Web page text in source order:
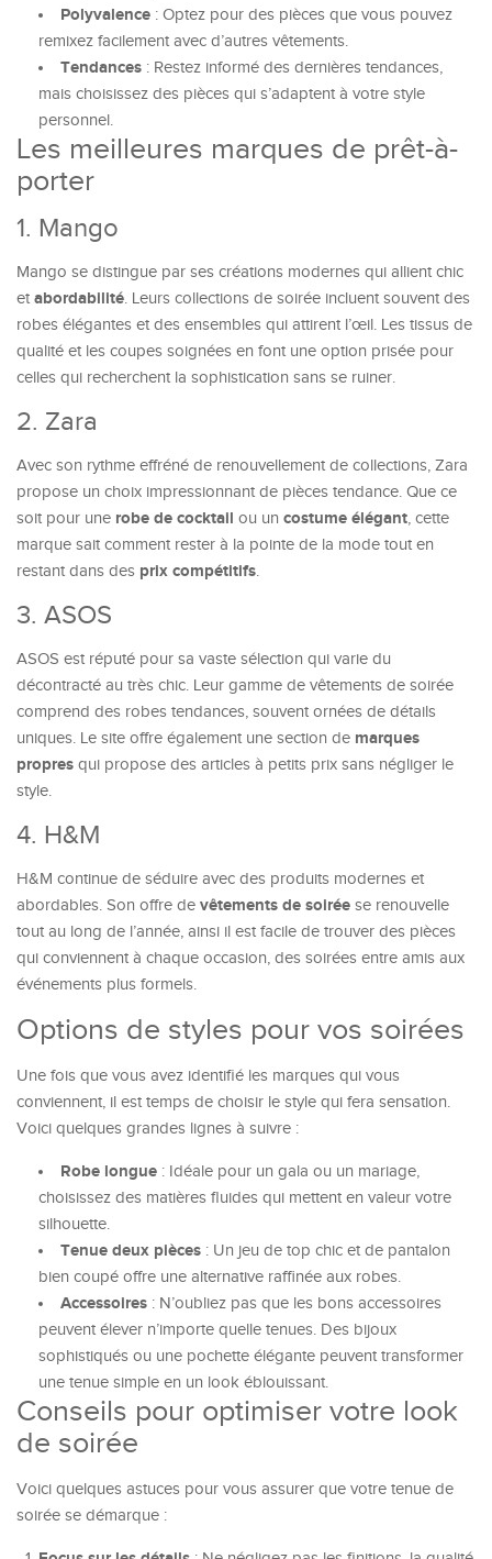
Polyvalence : Optez pour des pièces que vous pouvez
remixez facilement avec d’autres vêtements.
Tendances : Restez informé des dernières tendances,
mais choisissez des pièces qui s’adaptent à votre style
personnel.
Les meilleures marques de prêt-à-
porter
1. Mango
Mango se distingue par ses créations modernes qui allient chic
et abordabilité. Leurs collections de soirée incluent souvent des
robes élégantes et des ensembles qui attirent l’œil. Les tissus de
qualité et les coupes soignées en font une option prisée pour
celles qui recherchent la sophistication sans se ruiner.
2. Zara
Avec son rythme effréné de renouvellement de collections, Zara
propose un choix impressionnant de pièces tendance. Que ce
soit pour une robe de cocktail ou un costume élégant, cette
marque sait comment rester à la pointe de la mode tout en
restant dans des prix compétitifs.
3. ASOS
ASOS est réputé pour sa vaste sélection qui varie du
décontracté au très chic. Leur gamme de vêtements de soirée
comprend des robes tendances, souvent ornées de détails
uniques. Le site offre également une section de marques
propres qui propose des articles à petits prix sans négliger le
style.
4. H&M
H&M continue de séduire avec des produits modernes et
abordables. Son offre de vêtements de soirée se renouvelle
tout au long de l’année, ainsi il est facile de trouver des pièces
qui conviennent à chaque occasion, des soirées entre amis aux
événements plus formels.
Options de styles pour vos soirées
Une fois que vous avez identifié les marques qui vous
conviennent, il est temps de choisir le style qui fera sensation.
Voici quelques grandes lignes à suivre :
Robe longue : Idéale pour un gala ou un mariage,
choisissez des matières fluides qui mettent en valeur votre
silhouette.
Tenue deux pièces : Un jeu de top chic et de pantalon
bien coupé offre une alternative raffinée aux robes.
Accessoires : N’oubliez pas que les bons accessoires
peuvent élever n’importe quelle tenues. Des bijoux
sophistiqués ou une pochette élégante peuvent transformer
une tenue simple en un look éblouissant.
Conseils pour optimiser votre look
de soirée
Voici quelques astuces pour vous assurer que votre tenue de
soirée se démarque :